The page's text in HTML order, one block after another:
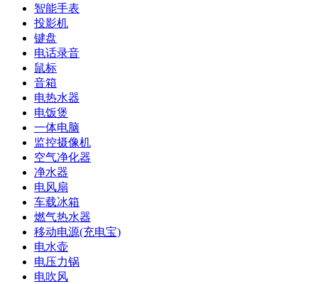
智能手表
投影机
键盘
电话录音
鼠标
音箱
电热水器
电饭煲
一体电脑
监控摄像机
空气净化器
净水器
电风扇
车载冰箱
燃气热水器
移动电源(充电宝)
电水壶
电压力锅
电吹风